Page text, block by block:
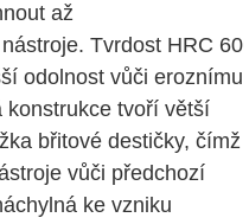
až
Tvrdost HRC 60
odolnost vůči eroznímu
tvoří větší
břitové destičky, čímž
vůči předchozí
ke vzniku